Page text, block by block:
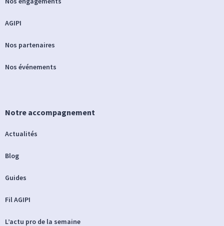
AGIPI
Nos partenaires
Nos événements
Notre accompagnement
Actualités
Blog
Guides
Fil AGIPI
L’actu pro de la semaine